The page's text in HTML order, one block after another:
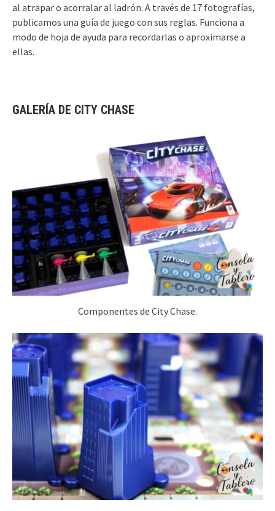
al atrapar o acorralar al ladrón. A través de 17 fotografías,
publicamos una guía de juego con sus reglas. Funciona a
modo de hoja de ayuda para recordarlas o aproximarse a
ellas.
GALERÍA DE CITY CHASE
Componentes de City Chase.